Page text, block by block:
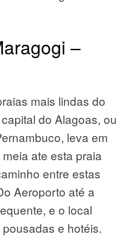
–
mais lindas do
do Alagoas, ou
leva em
ate esta praia
entre estas
Aeroporto até a
e o local
e hotéis.